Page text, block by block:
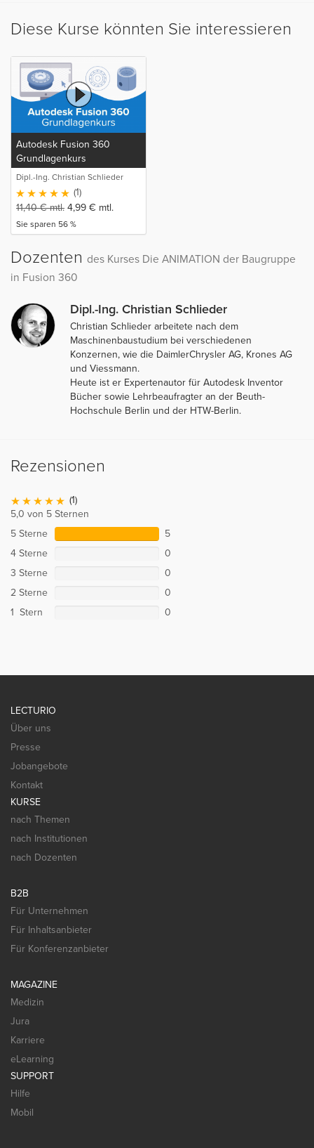
Diese Kurse könnten Sie interessieren
Autodesk Fusion 360
Grundlagenkurs
Dipl.-Ing. Christian Schlieder
(1)
11,40€mtl. 4,99 € mtl.
Sie sparen 56 %
Dozenten des Kurses Die ANIMATION der Baugruppe
in Fusion 360
Dipl.-Ing. Christian Schlieder
Christian Schlieder arbeitete nach dem
Maschinenbaustudium bei verschiedenen
Konzernen, wie die DaimlerChrysler AG, Krones AG
und Viessmann.
Heute ist er Expertenautor für Autodesk Inventor
Bücher sowie Lehrbeaufragter an der Beuth-
Hochschule Berlin und der HTW-Berlin.
Rezensionen
(1)
5,0 von 5 Sternen
5 Sterne
5
4 Sterne
0
3 Sterne
0
2 Sterne
0
1 Stern
0
LECTURIO
Über uns
Presse
Jobangebote
Kontakt
KURSE
nach Themen
nach Institutionen
nach Dozenten
B2B
Für Unternehmen
Für Inhaltsanbieter
Für Konferenzanbieter
MAGAZINE
Medizin
Jura
Karriere
eLearning
SUPPORT
Hilfe
Mobil